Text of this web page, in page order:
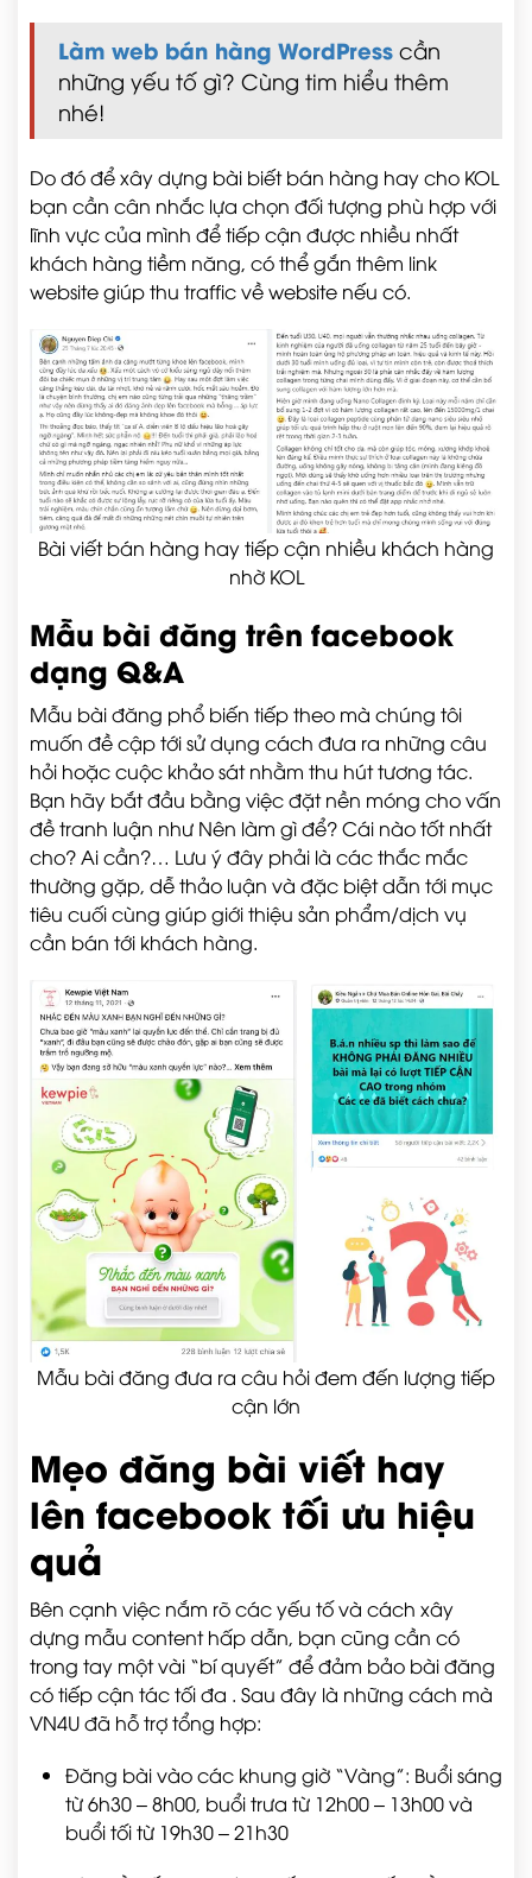
Làm web bán hàng WordPress cần
những yếu tố gì? Cùng tim hiểu thêm
nhé!
Do đó để xây dựng bài biết bán hàng hay cho KOL
bạn cần cân nhắc lựa chọn đối tượng phù hợp với
lĩnh vực của mình để tiếp cận được nhiều nhất
khách hàng tiềm năng, có thể gắn thêm link
website giúp thu traffic về website nếu có.
Bài viết bán hàng hay tiếp cận nhiều khách hàng
nhờ KOL
Mẫu bài đăng trên facebook
dạng Q&A
Mẫu bài đăng phổ biến tiếp theo mà chúng tôi
muốn đề cập tới sử dụng cách đưa ra những câu
hỏi hoặc cuộc khảo sát nhằm thu hút tương tác.
Bạn hãy bắt đầu bằng việc đặt nền móng cho vấn
đề tranh luận như Nên làm gì để? Cái nào tốt nhất
cho? Ai cần?… Lưu ý đây phải là các thắc mắc
thường gặp, dễ thảo luận và đặc biệt dẫn tới mục
tiêu cuối cùng giúp giới thiệu sản phẩm/dịch vụ
cần bán tới khách hàng.
Mẫu bài đăng đưa ra câu hỏi đem đến lượng tiếp
cận lớn
Mẹo đăng bài viết hay
lên facebook tối ưu hiệu
quả
Bên cạnh việc nắm rõ các yếu tố và cách xây
dựng mẫu content hấp dẫn, bạn cũng cần có
trong tay một vài “bí quyết” để đảm bảo bài đăng
có tiếp cận tác tối đa . Sau đây là những cách mà
VN4U đã hỗ trợ tổng hợp:
Đăng bài vào các khung giờ “Vàng”: Buổi sáng
từ 6h30 – 8h00, buổi trưa từ 12h00 – 13h00 và
buổi tối từ 19h30 – 21h30